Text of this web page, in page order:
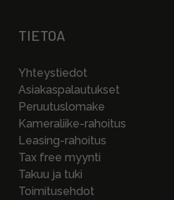
TIETOA
Yhteystiedot
Asiakaspalautukset
Peruutuslomake
Kameraliike-rahoitus
Leasing-rahoitus
Tax free myynti
Takuu ja tuki
Toimitusehdot